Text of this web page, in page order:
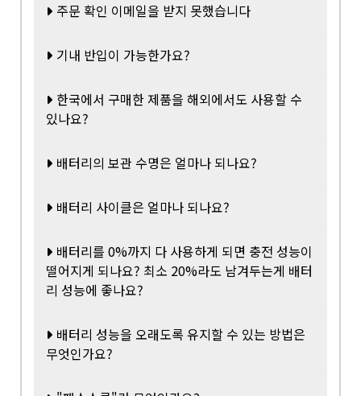
주문 확인 이메일을 받지 못했습니다
기내 반입이 가능한가요?
한국에서 구매한 제품을 해외에서도 사용할 수
있나요?
배터리의 보관 수명은 얼마나 되나요?
배터리 사이클은 얼마나 되나요?
배터리를 0%까지 다 사용하게 되면 충전 성능이
떨어지게 되나요? 최소 20%라도 남겨두는게 배터
리 성능에 좋나요?
배터리 성능을 오래도록 유지할 수 있는 방법은
무엇인가요?